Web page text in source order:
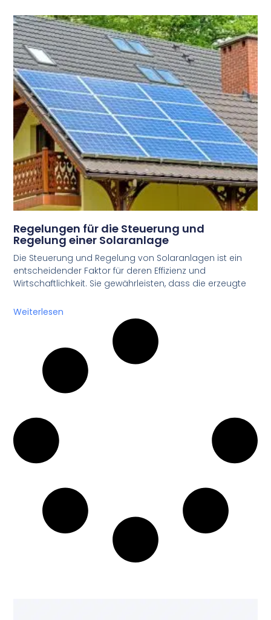
Regelungen für die Steuerung und
Regelung einer Solaranlage
Die Steuerung und Regelung von Solaranlagen ist ein
entscheidender Faktor für deren Effizienz und
Wirtschaftlichkeit. Sie gewährleisten, dass die erzeugte
Weiterlesen